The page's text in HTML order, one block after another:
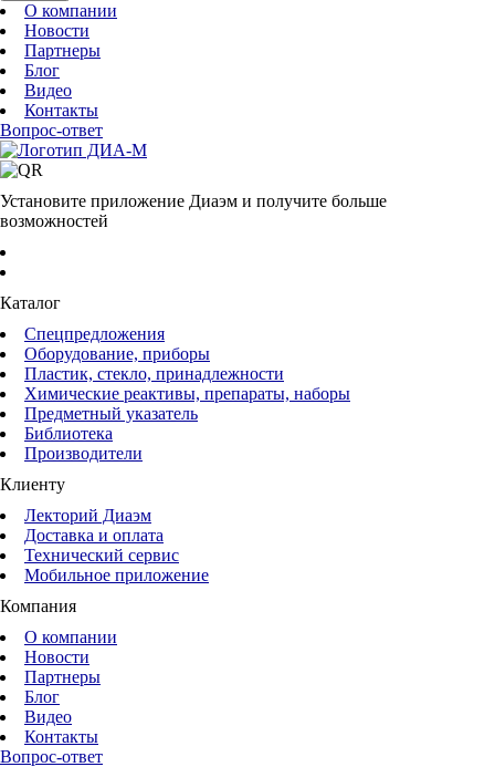
О компании
Новости
Партнеры
Блог
Видео
Контакты
Вопрос-ответ
Установите приложение Диаэм и получите больше
возможностей
Каталог
Спецпредложения
Оборудование, приборы
Пластик, стекло, принадлежности
Химические реактивы, препараты, наборы
Предметный указатель
Библиотека
Производители
Клиенту
Лекторий Диаэм
Доставка и оплата
Технический сервис
Мобильное приложение
Компания
О компании
Новости
Партнеры
Блог
Видео
Контакты
Вопрос-ответ